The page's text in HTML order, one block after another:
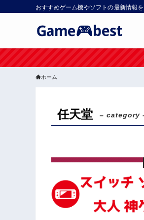
おすすめゲーム機やソフトの最新情報
ホーム
任天堂 – category